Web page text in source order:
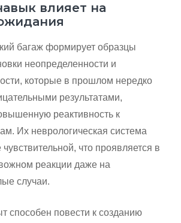
влияет на
багаж формирует образцы
неопределенности и
которые в прошлом нередко
результатами,
реактивность к
Их неврологическая система
что проявляется в
реакции даже на
случаи.
способен повести к созданию